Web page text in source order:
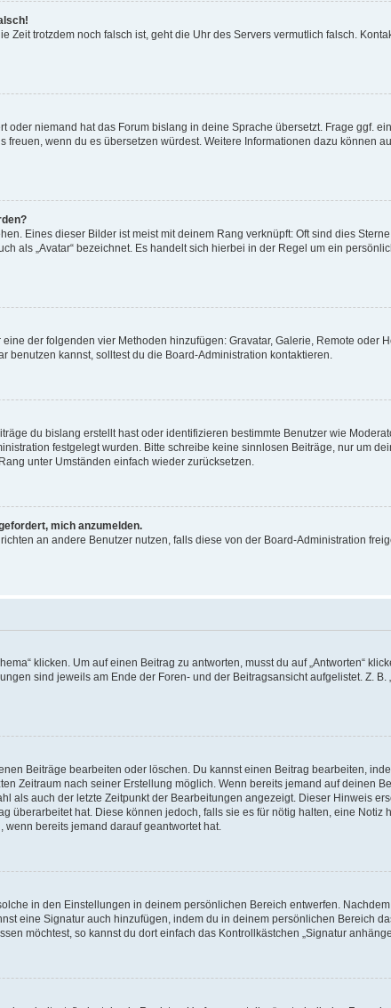
trotzdem noch falsch ist, geht die Uhr des Servers vermutlich falsch.
niemand hat das Forum bislang in deine Sprache übersetzt. Frage ggf.
wenn du es übersetzen würdest. Weitere Informationen dazu können
Eines dieser Bilder ist meist mit deinem Rang verknüpft: Oft sind dies
als „Avatar“ bezeichnet. Es handelt sich hierbei in der Regel um ein
der folgenden vier Methoden hinzufügen: Gravatar, Galerie, Remote oder
benutzen kannst, solltest du die Board-Administration kontaktieren.
du bislang erstellt hast oder identifizieren bestimmte Benutzer wie
festgelegt wurden. Bitte schreibe keine sinnlosen Beiträge, nur um
unter Umständen einfach wieder zurücksetzen.
mich anzumelden.
an andere Benutzer nutzen, falls diese von der Board-Administration
klicken. Um auf einen Beitrag zu antworten, musst du auf „Antworten“
sind jeweils am Ende der Foren- und der Beitragsansicht aufgelistet. Z. B.
Beiträge bearbeiten oder löschen. Du kannst einen Beitrag bearbeiten,
Zeitraum nach seiner Erstellung möglich. Wenn bereits jemand auf deinen
als auch der letzte Zeitpunkt der Bearbeitungen angezeigt. Dieser Hinweis
überarbeitet hat. Diese können jedoch, falls sie es für nötig halten, eine Notiz
bereits jemand darauf geantwortet hat.
in den Einstellungen in deinem persönlichen Bereich entwerfen.
eine Signatur auch hinzufügen, indem du in deinem persönlichen Bereich
möchtest, so kannst du dort einfach das Kontrollkästchen „Signatur